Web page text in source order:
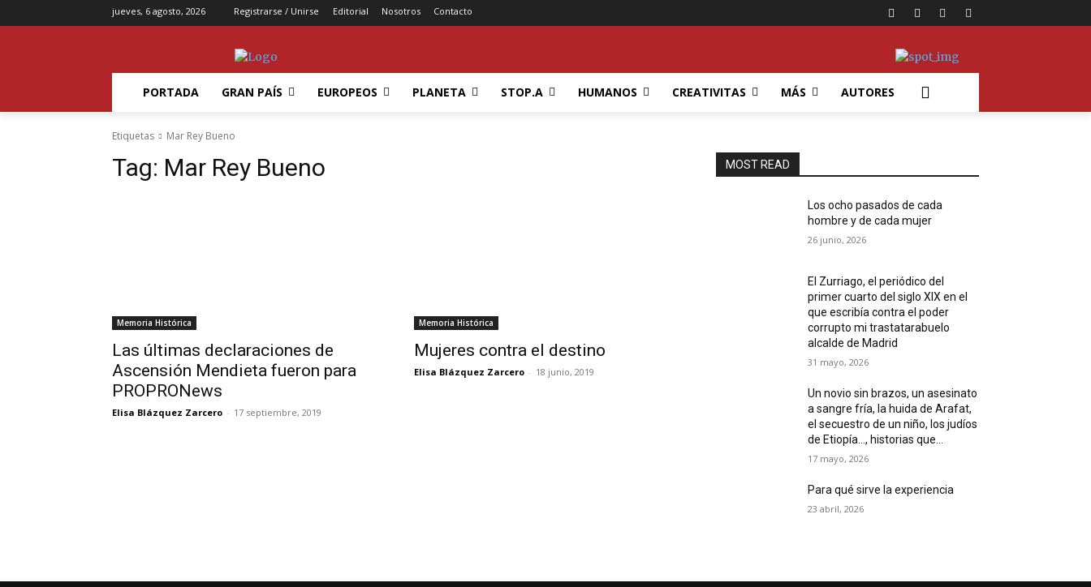
jueves, 6 agosto, 2026 Registrarse / Unirse Editorial Nosotros Contacto
PORTADA GRAN PAÍS EUROPEOS PLANETA STOP.A HUMANOS CREATIVITAS MÁS AUTORES
Etiquetas Mar Rey Bueno
Tag: Mar Rey Bueno
Memoria Histórica
Las últimas declaraciones de
Ascensión Mendieta fueron para
PROPRONews
Elisa Blázquez Zarcero - 17 septiembre, 2019
Memoria Histórica
Mujeres contra el destino
Elisa Blázquez Zarcero - 18 junio, 2019
MOST READ
Los ocho pasados de cada
hombre y de cada mujer
26 junio, 2026
El Zurriago, el periódico del
primer cuarto del siglo XIX en el
que escribía contra el poder
corrupto mi trastatarabuelo
alcalde de Madrid
31 mayo, 2026
Un novio sin brazos, un asesinato
a sangre fría, la huida de Arafat,
el secuestro de un niño, los judíos
de Etiopía…, historias que...
17 mayo, 2026
Para qué sirve la experiencia
23 abril, 2026